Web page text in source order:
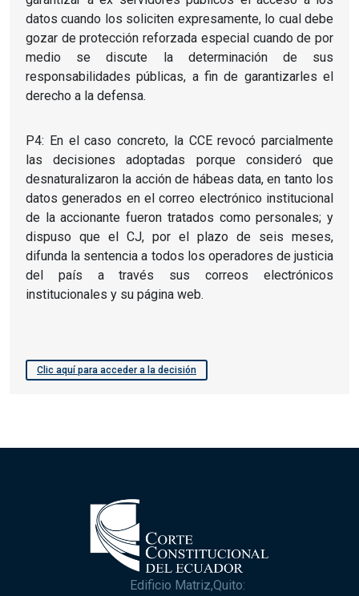
datos cuando los soliciten expresamente, lo cual debe
gozar de protección reforzada especial cuando de por
medio se discute la determinación de sus
responsabilidades públicas, a fin de garantizarles el
derecho a la defensa.
P4: En el caso concreto, la CCE revocó parcialmente
las decisiones adoptadas porque consideró que
desnaturalizaron la acción de hábeas data, en tanto los
datos generados en el correo electrónico institucional
de la accionante fueron tratados como personales; y
dispuso que el CJ, por el plazo de seis meses,
difunda la sentencia a todos los operadores de justicia
del país a través sus correos electrónicos
institucionales y su página web.
Clic aquí para acceder a la decisión
Edificio Matriz,Quito: